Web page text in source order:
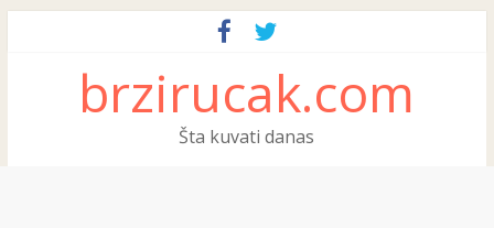
brzirucak.com
Šta kuvati danas